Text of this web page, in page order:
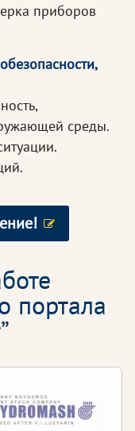
приборов
среды.
портала